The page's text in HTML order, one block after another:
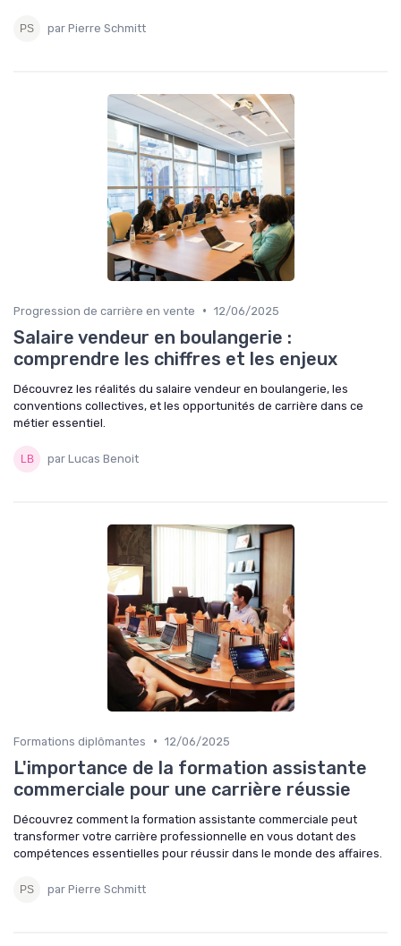
par Pierre Schmitt
Progression de carrière en vente • 12/06/2025
Salaire vendeur en boulangerie :
comprendre les chiffres et les enjeux
Découvrez les réalités du salaire vendeur en boulangerie, les
conventions collectives, et les opportunités de carrière dans ce
métier essentiel.
par Lucas Benoit
Formations diplômantes • 12/06/2025
L'importance de la formation assistante
commerciale pour une carrière réussie
Découvrez comment la formation assistante commerciale peut
transformer votre carrière professionnelle en vous dotant des
compétences essentielles pour réussir dans le monde des affaires.
par Pierre Schmitt